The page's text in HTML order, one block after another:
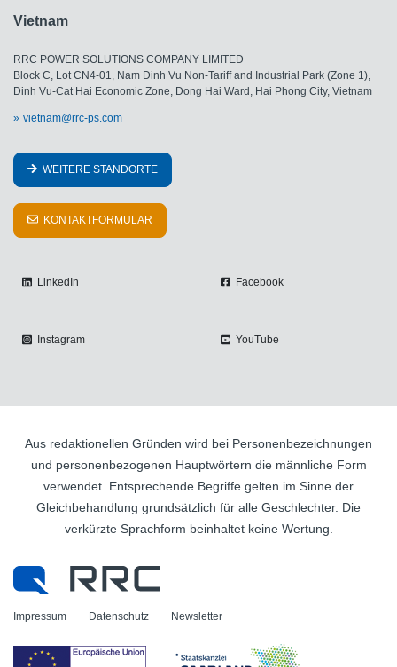
Vietnam
RRC POWER SOLUTIONS COMPANY LIMITED
Block C, Lot CN4-01, Nam Dinh Vu Non-Tariff and Industrial Park (Zone 1),
Dinh Vu-Cat Hai Economic Zone, Dong Hai Ward, Hai Phong City, Vietnam
vietnam@rrc-ps.com
WEITERE STANDORTE
KONTAKTFORMULAR
LinkedIn Facebook
Instagram YouTube
Aus redaktionellen Gründen wird bei Personenbezeichnungen
und personenbezogenen Hauptwörtern die männliche Form
verwendet. Entsprechende Begriffe gelten im Sinne der
Gleichbehandlung grundsätzlich für alle Geschlechter. Die
verkürzte Sprachform beinhaltet keine Wertung.
Impressum Datenschutz Newsletter